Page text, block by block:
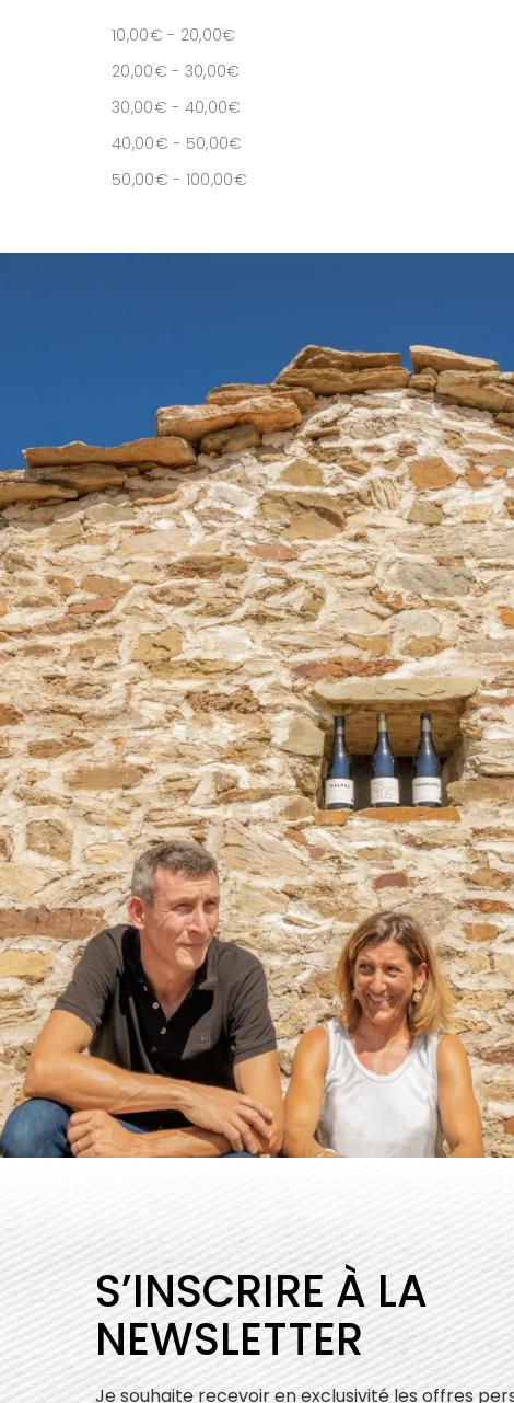
10,00€ - 20,00€
20,00€ - 30,00€
30,00€ - 40,00€
40,00€ - 50,00€
50,00€ - 100,00€
S’INSCRIRE À LA
NEWSLETTER
Je souhaite recevoir en exclusivité les offres